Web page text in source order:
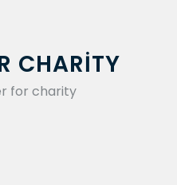
CHARITY
for charity